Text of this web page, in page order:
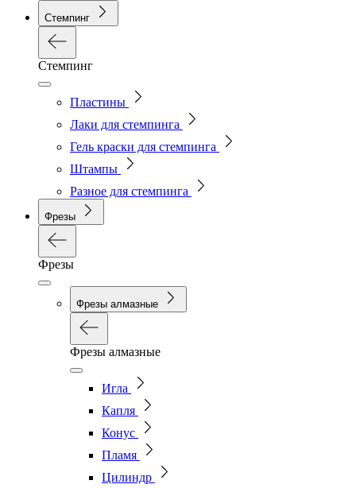
Стемпинг
Стемпинг
Пластины
Лаки для стемпинга
Гель краски для стемпинга
Штампы
Разное для стемпинга
Фрезы
Фрезы
Фрезы алмазные
Фрезы алмазные
Игла
Капля
Конус
Пламя
Цилиндр